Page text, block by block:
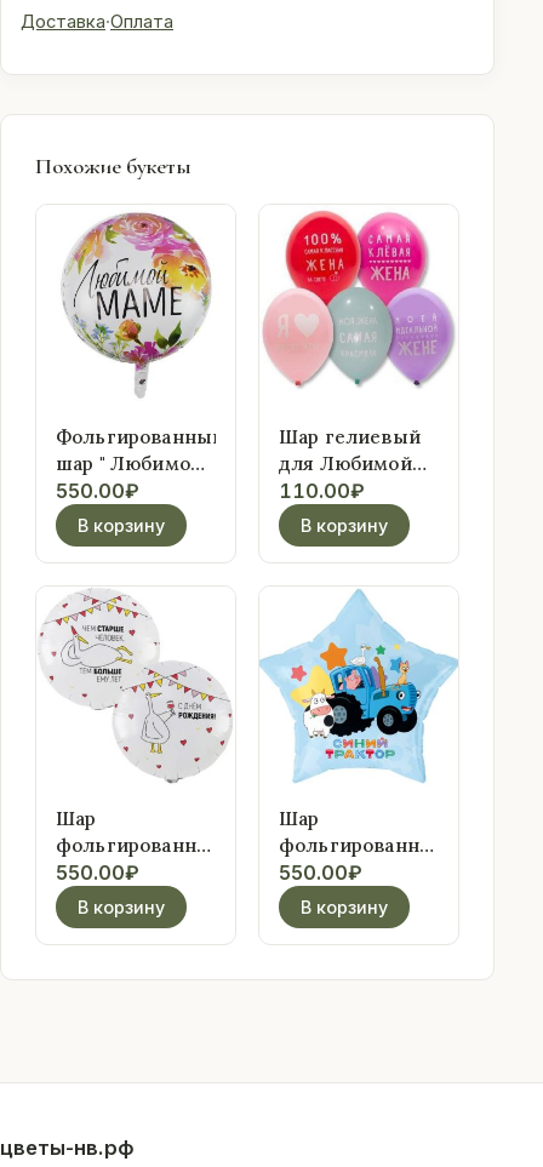
Доставка·Оплата
Похожие букеты
Фольгированный
шар " Любимой
маме" (2)
550.00₽
В корзину
Шар гелиевый
для Любимой
жены в
ассортименте
110.00₽
В корзину
Шар
фольгированный
"С днем
рождения!" гусь
550.00₽
В корзину
Шар
фольгированный
"Синий трактор"
550.00₽
В корзину
цветы-нв.рф